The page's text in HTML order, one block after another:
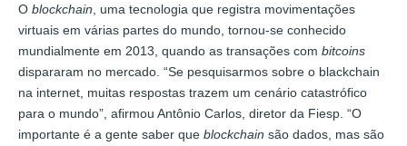
O blockchain , uma tecnologia que registra movimentações
virtuais em várias partes do mundo, tornou-se conhecido
mundialmente em 2013, quando as transações com bitcoins
dispararam no mercado. “Se pesquisarmos sobre o blackchain
na internet, muitas respostas trazem um cenário catastrófico
para o mundo”, afirmou Antônio Carlos, diretor da Fiesp. “O
importante é a gente saber que blockchain são dados, mas são